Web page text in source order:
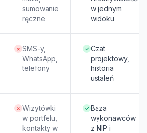
sumowanie
ręczne
w jednym
widoku
× SMS-y,
WhatsApp,
telefony
✓ Czat
projektowy,
historia
ustaleń
× Wizytówki
w portfelu,
kontakty w
✓ Baza
wykonawców
z NIP i